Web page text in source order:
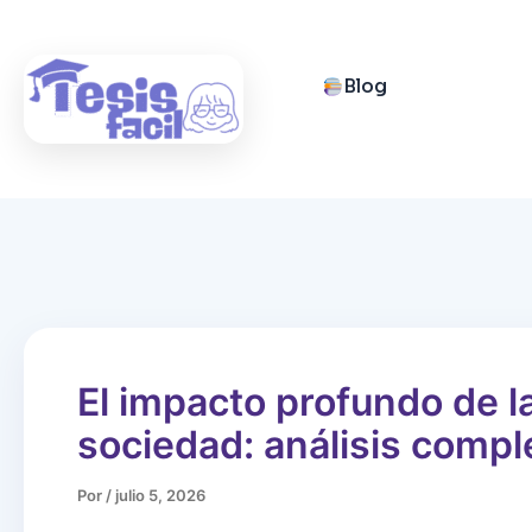
contenido
Blog
El impacto profundo de
sociedad: análisis
Por / julio 5, 2026